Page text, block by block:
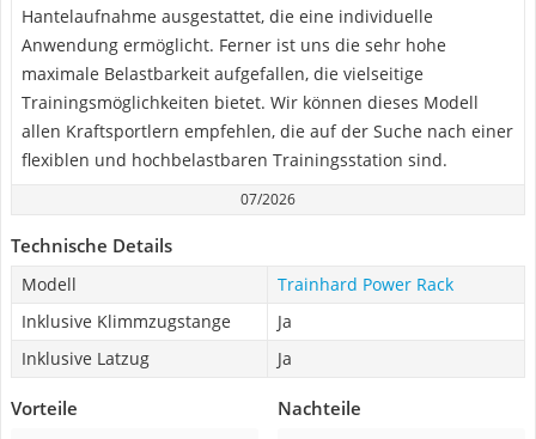
Hantelaufnahme ausgestattet, die eine individuelle
Anwendung ermöglicht. Ferner ist uns die sehr hohe
maximale Belastbarkeit aufgefallen, die vielseitige
Trainingsmöglichkeiten bietet. Wir können dieses Modell
allen Kraftsportlern empfehlen, die auf der Suche nach einer
flexiblen und hochbelastbaren Trainingsstation sind.
07/2026
Technische Details
Modell
Trainhard Power Rack
Inklusive Klimmzugstange
Ja
Inklusive Latzug
Ja
Vorteile Nachteile